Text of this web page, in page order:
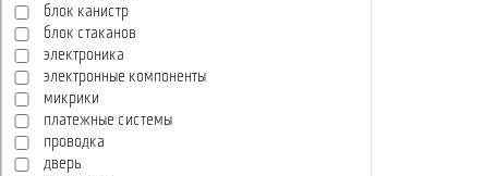
блок канистр
блок стаканов
электроника
электронные компоненты
микрики
платежные системы
проводка
дверь